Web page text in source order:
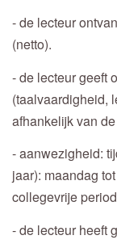
- de lecteur
(netto).
- de lecteur geeft
(taalvaardigheid,
afhankelijk van
- aanwezigheid:
jaar): maandag
collegevrije
- de lecteur heeft